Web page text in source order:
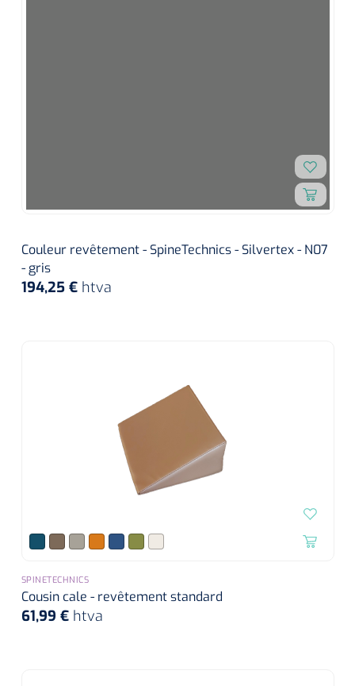
Couleur revêtement - SpineTechnics - Silvertex - N07
- gris
194,25 € htva
SPINETECHNICS
Cousin cale - revêtement standard
61,99 € htva